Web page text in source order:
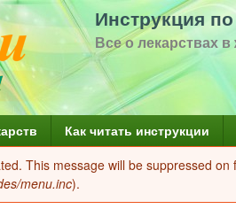
Перейти
к
содержанию
Инструкция
Все о лекарствах
Как читать инструкции
This message will be suppressed on
menu.inc).